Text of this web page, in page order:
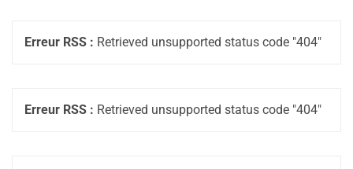
Erreur RSS : Retrieved unsupported status code "404"
Erreur RSS : Retrieved unsupported status code "404"